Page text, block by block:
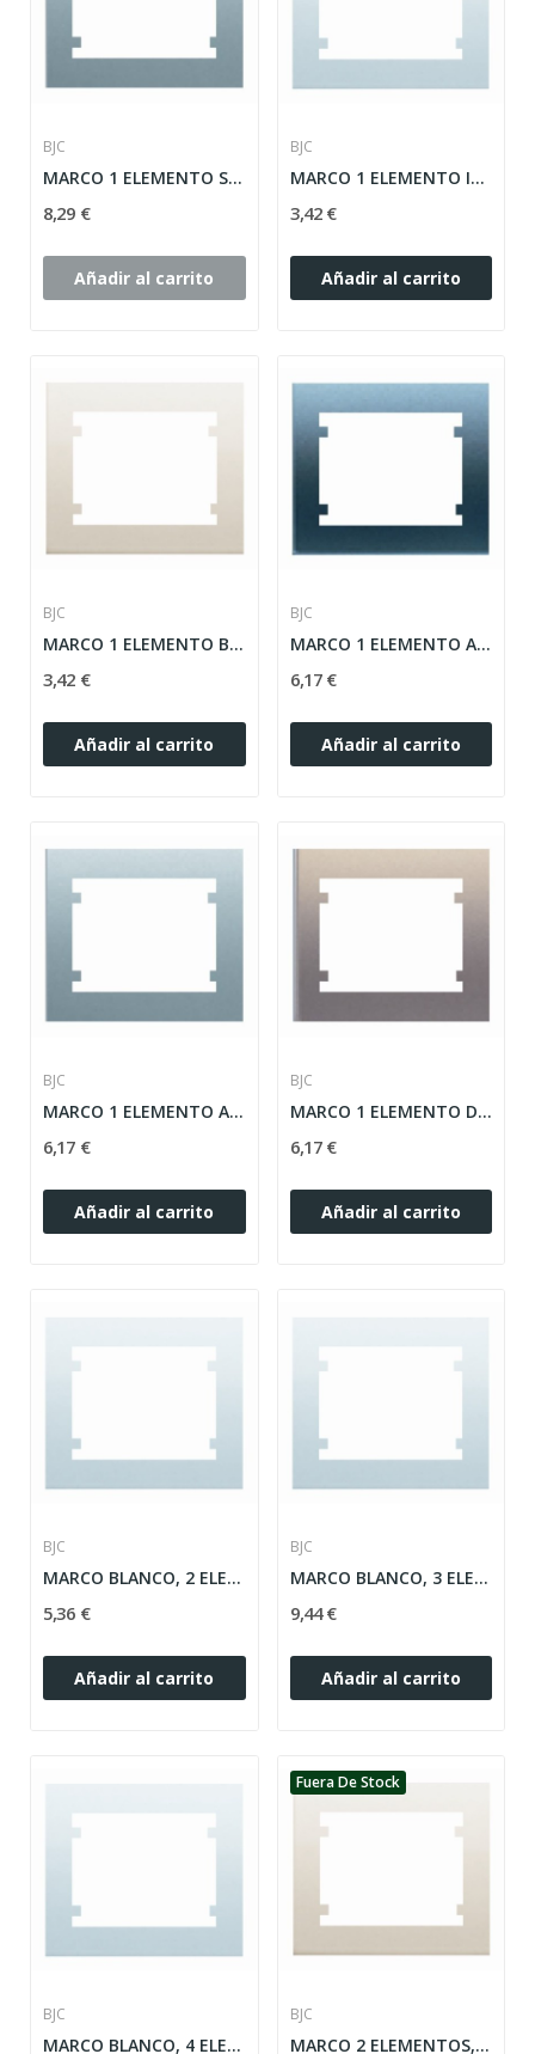
BJC
MARCO 1 ELEMENTO SERIE IRIS ref: 18001-OD
8,29 €
Añadir al carrito
BJC
MARCO 1 ELEMENTO IRIS BLANCO SERIE ref: 18001
3,42 €
Añadir al carrito
BJC
MARCO 1 ELEMENTO BEIGE SERIE IRIS ref: 18001-A
3,42 €
Añadir al carrito
BJC
MARCO 1 ELEMENTO ACERO-NEPTUNO SERIE IRIS ref:...
6,17 €
Añadir al carrito
BJC
MARCO 1 ELEMENTO ALUMINIO-MERCURIO SERIE IRIS...
6,17 €
Añadir al carrito
BJC
MARCO 1 ELEMENTO DORADO-ODISEA SERIE IRIS ref:...
6,17 €
Añadir al carrito
BJC
MARCO BLANCO, 2 ELEMENTOS HORIZONTAL SERIE IRIS...
5,36 €
Añadir al carrito
BJC
MARCO BLANCO, 3 ELEMENTOS HORIZONTAL SERIE IRIS...
9,44 €
Añadir al carrito
BJC
MARCO BLANCO, 4 ELEMENTOS HORIZONTAL SERIE IRIS...
Fuera De Stock
BJC
MARCO 2 ELEMENTOS, MARFIL HORIZONTAL SERIE IRIS...